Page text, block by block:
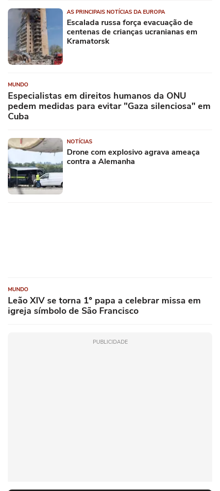
AS PRINCIPAIS NOTÍCIAS DA EUROPA
Escalada russa força evacuação de
centenas de crianças ucranianas em
Kramatorsk
MUNDO
Especialistas em direitos humanos da ONU
pedem medidas para evitar "Gaza silenciosa" em
Cuba
NOTÍCIAS
Drone com explosivo agrava ameaça
contra a Alemanha
MUNDO
Leão XIV se torna 1º papa a celebrar missa em
igreja símbolo de São Francisco
PUBLICIDADE